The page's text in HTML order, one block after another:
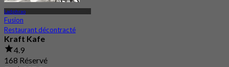
Ladphrao
Fusion
Restaurant décontracté
Kraft Kafe
4.9
168 Réservé